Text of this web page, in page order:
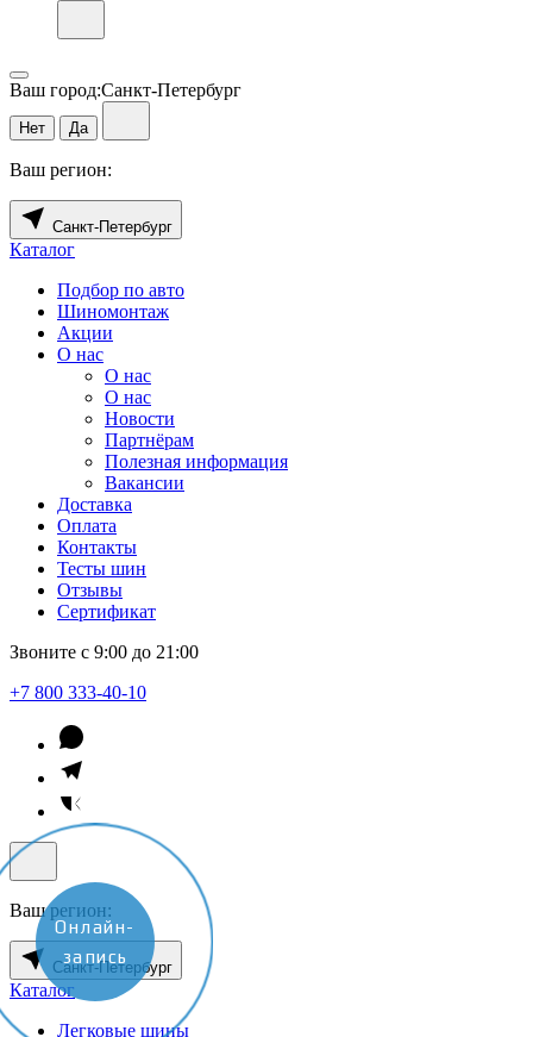
Ваш город:Санкт-Петербург
Нет Да
Ваш регион:
Санкт-Петербург
Каталог
Подбор по авто
Шиномонтаж
Акции
О нас
О нас
О нас
Новости
Партнёрам
Полезная информация
Вакансии
Доставка
Оплата
Контакты
Тесты шин
Отзывы
Сертификат
Звоните с 9:00 до 21:00
+7 800 333-40-10
Ваш регион:
Санкт-Петербург
Каталог
Легковые шины
Онлайн-
запись